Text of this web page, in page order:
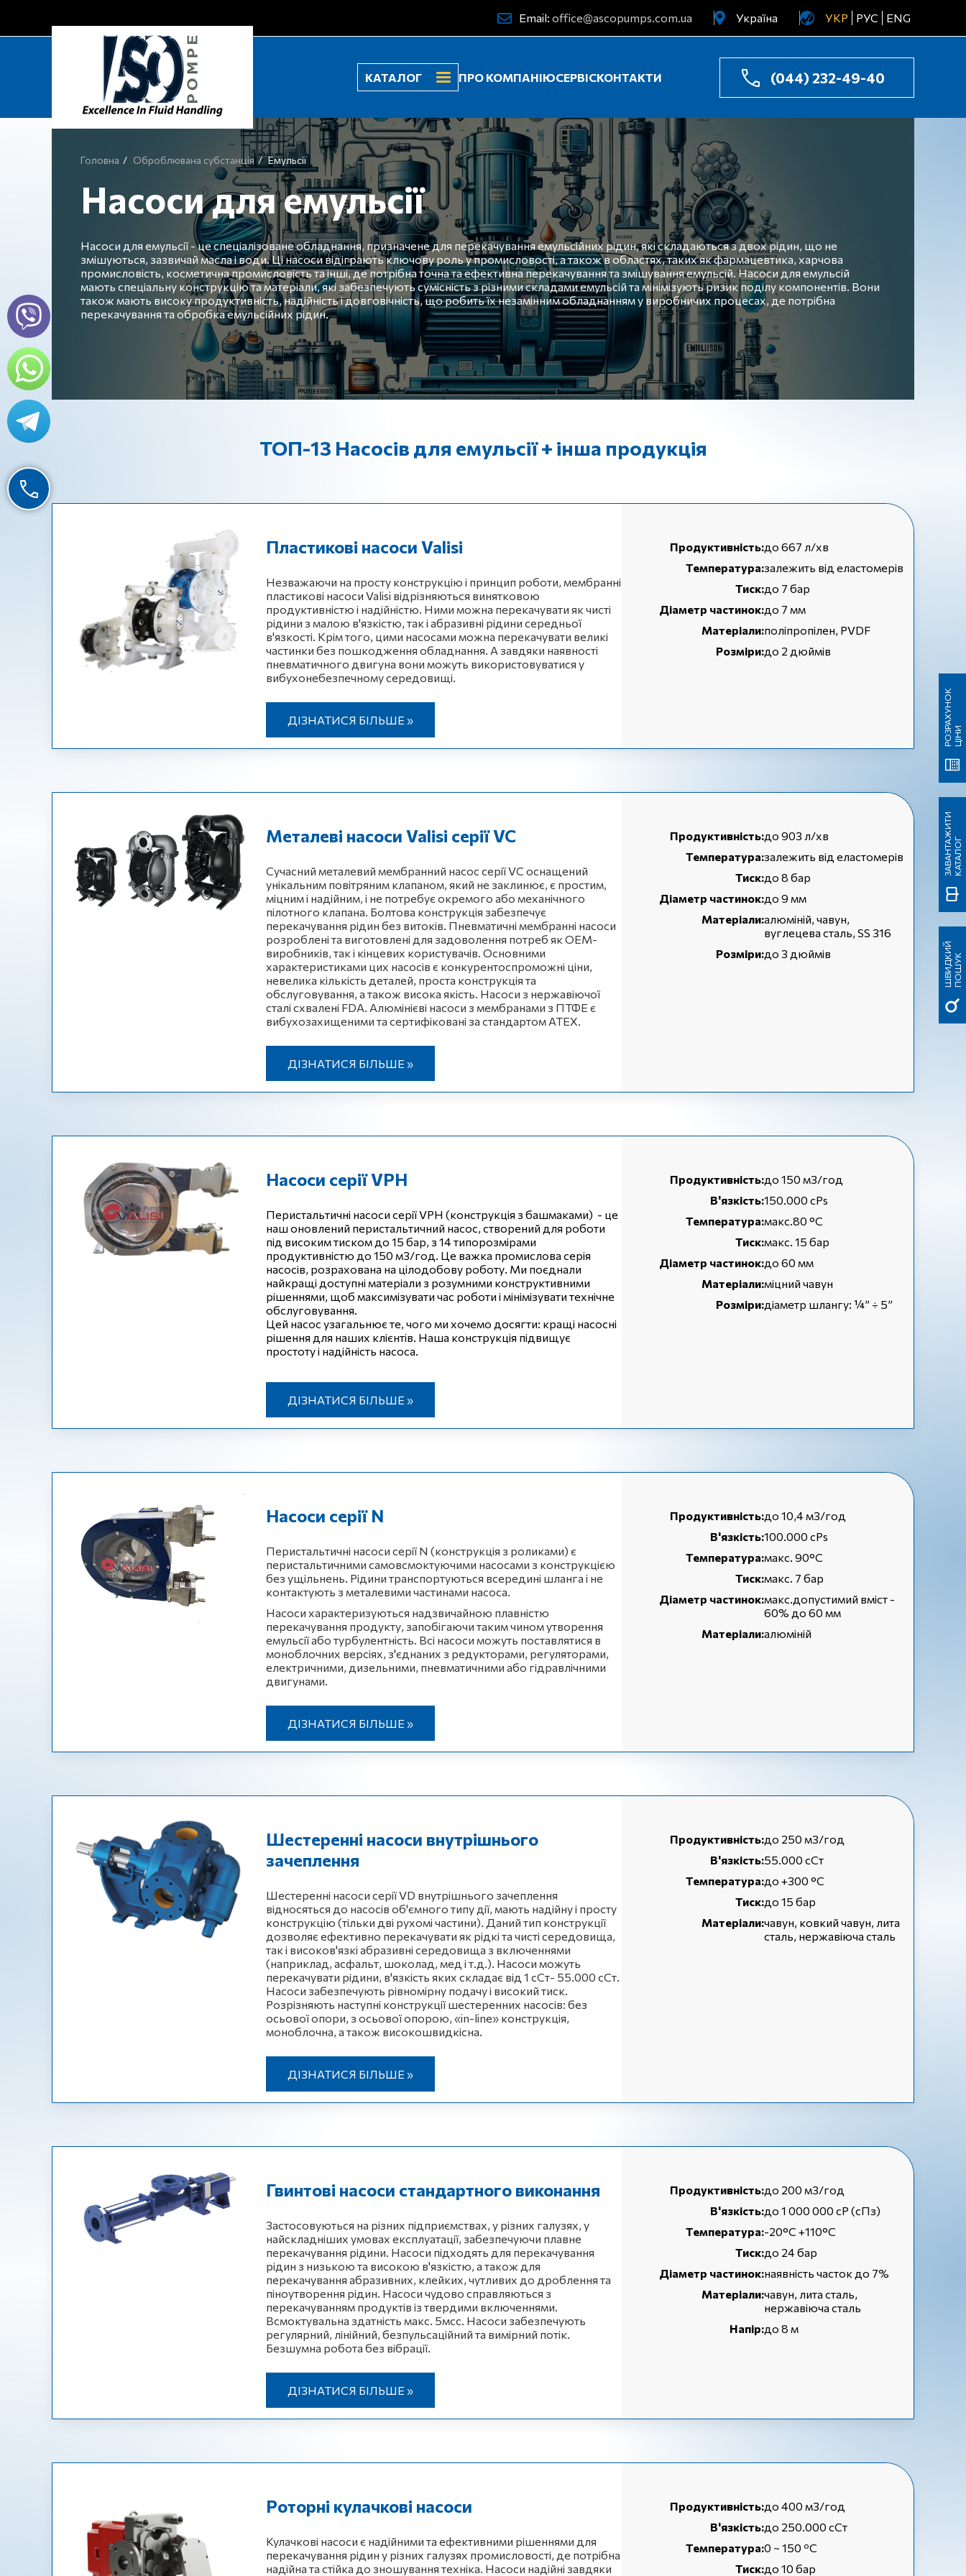
Email: office@ascopumps.com.ua
Україна
Узбекистан
Казахстан
УКР РУС ENG
КАТАЛОГ ПРО КОМПАНІЮСЕРВІСКОНТАКТИ (044) 232-49-40
Головна Оброблювана субстанція Емульсії
Насоси для емульсії
Насоси для емульсії - це спеціалізоване обладнання, призначене для перекачування емульсійних рідин, які складаються з двох рідин, що не
змішуються, зазвичай масла і води. Ці насоси відіграють ключову роль у промисловості, а також в областях, таких як фармацевтика, харчова
промисловість, косметична промисловість та інші, де потрібна точна та ефективна перекачування та змішування емульсій. Насоси для емульсій
мають спеціальну конструкцію та матеріали, які забезпечують сумісність з різними складами емульсій та мінімізують ризик поділу компонентів. Вони
також мають високу продуктивність, надійність і довговічність, що робить їх незамінним обладнанням у виробничих процесах, де потрібна
перекачування та обробка емульсійних рідин.
ТОП-13 Насосів для емульсії + інша продукція
Пластикові насоси Valisi
Незважаючи на просту конструкцію і принцип роботи, мембранні
пластикові насоси Valisi відрізняються винятковою
продуктивністю і надійністю. Ними можна перекачувати як чисті
рідини з малою в'язкістю, так і абразивні рідини середньої
в'язкості. Крім того, цими насосами можна перекачувати великі
частинки без пошкодження обладнання. А завдяки наявності
пневматичного двигуна вони можуть використовуватися у
вибухонебезпечному середовищі.
ДІЗНАТИСЯ БІЛЬШЕ »
Продуктивність:до 667 л/хв
Температура:залежить від еластомерів
Тиск:до 7 бар
Діаметр частинок:до 7 мм
Матеріали:поліпропілен, PVDF
Розміри:до 2 дюймів
Металеві насоси Valisi серії VC
Сучасний металевий мембранний насос серії VC оснащений
унікальним повітряним клапаном, який не заклинює, є простим,
міцним і надійним, і не потребує окремого або механічного
пілотного клапана. Болтова конструкція забезпечує
перекачування рідин без витоків. Пневматичні мембранні насоси
розроблені та виготовлені для задоволення потреб як OEM-
виробників, так і кінцевих користувачів. Основними
характеристиками цих насосів є конкурентоспроможні ціни,
невелика кількість деталей, проста конструкція та
обслуговування, а також висока якість. Насоси з нержавіючої
сталі схвалені FDA. Алюмінієві насоси з мембранами з ПТФЕ є
вибухозахищеними та сертифіковані за стандартом ATEX.
ДІЗНАТИСЯ БІЛЬШЕ »
Продуктивність:до 903 л/хв
Температура:залежить від еластомерів
Тиск:до 8 бар
Діаметр частинок:до 9 мм
Матеріали:алюміній, чавун,
вуглецева сталь, SS 316
Розміри:до 3 дюймів
Насоси серії VPH
Перистальтичні насоси серії VPH (конструкція з башмаками) - це
наш оновлений перистальтичний насос, створений для роботи
під високим тиском до 15 бар, з 14 типорозмірами
продуктивністю до 150 м3/год. Це важка промислова серія
насосів, розрахована на цілодобову роботу. Ми поєднали
найкращі доступні матеріали з розумними конструктивними
рішеннями, щоб максимізувати час роботи і мінімізувати технічне
обслуговування.
Цей насос узагальнює те, чого ми хочемо досягти: кращі насосні
рішення для наших клієнтів. Наша конструкція підвищує
простоту і надійність насоса.
ДІЗНАТИСЯ БІЛЬШЕ »
Продуктивність:до 150 м3/год
В'язкість:150.000 cPs
Температура:макс.80 °C
Тиск:макс. 15 бар
Діаметр частинок:до 60 мм
Матеріали:міцний чавун
Розміри:діаметр шлангу: ¼” ÷ 5”
Насоси серії N
Перистальтичні насоси серії N (конструкція з роликами) є
перистальтичними самовсмоктуючими насосами з конструкцією
без ущільнень. Рідини транспортуються всередині шланга і не
контактують з металевими частинами насоса.
Насоси характеризуються надзвичайною плавністю
перекачування продукту, запобігаючи таким чином утворення
емульсії або турбулентність. Всі насоси можуть поставлятися в
моноблочних версіях, з'єднаних з редукторами, регуляторами,
електричними, дизельними, пневматичними або гідравлічними
двигунами.
ДІЗНАТИСЯ БІЛЬШЕ »
Продуктивність:до 10,4 м3/год
В'язкість:100.000 cPs
Температура:макс. 90°C
Тиск:макс. 7 бар
Діаметр частинок:макс.допустимий вміст -
60% до 60 мм
Матеріали:алюміній
Шестеренні насоси внутрішнього
зачеплення
Шестеренні насоси серії VD внутрішнього зачеплення
відносяться до насосів об'ємного типу дії, мають надійну і просту
конструкцію (тільки дві рухомі частини). Даний тип конструкції
дозволяє ефективно перекачувати як рідкі та чисті середовища,
так і високов'язкі абразивні середовища з включеннями
(наприклад, асфальт, шоколад, мед і т.д.). Насоси можуть
перекачувати рідини, в'язкість яких складає від 1 сСт- 55.000 сСт.
Насоси забезпечують рівномірну подачу і високий тиск.
Розрізняють наступні конструкції шестеренних насосів: без
осьової опори, з осьової опорою, «in-line» конструкція,
моноблочна, а також високошвидкісна.
ДІЗНАТИСЯ БІЛЬШЕ »
Продуктивність:до 250 м3/год
В'язкість:55.000 сСт
Температура:до +300 °C
Тиск:до 15 бар
Матеріали:чавун, ковкий чавун, лита
сталь, нержавіюча сталь
Гвинтові насоси стандартного виконання
Застосовуються на різних підприємствах, у різних галузях, у
найскладніших умовах експлуатації, забезпечуючи плавне
перекачування рідини. Насоси підходять для перекачування
рідин з низькою та високою в'язкістю, а також для
перекачування абразивних, клейких, чутливих до дроблення та
піноутворення рідин. Насоси чудово справляються з
перекачуванням продуктів із твердими включеннями.
Всмоктувальна здатність макс. 5мсс. Насоси забезпечують
регулярний, лінійний, безпульсаційний та вимірний потік.
Безшумна робота без вібрації.
ДІЗНАТИСЯ БІЛЬШЕ »
Продуктивність:до 200 м3/год
В'язкість:до 1 000 000 cP (сПз)
Температура:-20°C +110°C
Тиск:до 24 бар
Діаметр частинок:наявність часток до 7%
Матеріали:чавун, лита сталь,
нержавіюча сталь
Напір:до 8 м
Роторні кулачкові насоси
Кулачкові насоси є надійними та ефективними рішеннями для
перекачування рідин у різних галузях промисловості, де потрібна
надійна та стійка до зношування техніка. Насоси надійні завдяки
Продуктивність:до 400 м3/год
В'язкість:до 250.000 сСт
Температура:0 ~ 150 ºC
Тиск:до 10 бар
Ш
В
И
ДК
И
Й
П
О
Ш
УК
З
А
В
А
Н
Т
А
Ж
И
Т
И
К
А
Т
А
Л
ОГ
Р
О
З Р
А
Х
У
Н
О
К
Ц
І
Н И